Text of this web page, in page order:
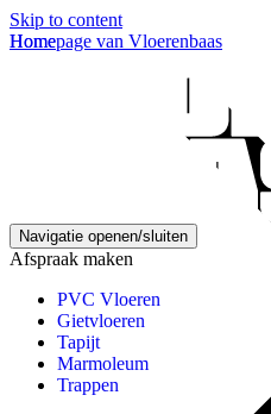
Skip to content
Homepage van Vloerenbaas
Navigatie openen/sluiten
Afspraak maken
PVC Vloeren
Gietvloeren
Tapijt
Marmoleum
Trappen
Home